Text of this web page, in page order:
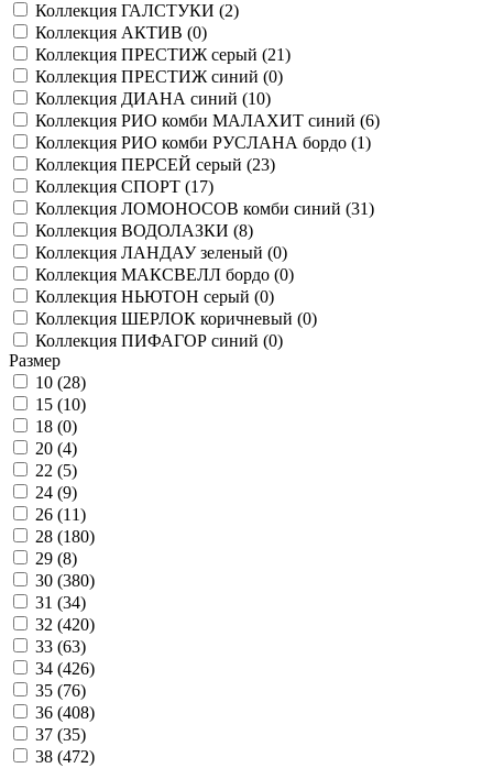
Коллекция ГАЛСТУКИ (2)
Коллекция АКТИВ (0)
Коллекция ПРЕСТИЖ серый (21)
Коллекция ПРЕСТИЖ синий (0)
Коллекция ДИАНА синий (10)
Коллекция РИО комби МАЛАХИТ синий (6)
Коллекция РИО комби РУСЛАНА бордо (1)
Коллекция ПЕРСЕЙ серый (23)
Коллекция СПОРТ (17)
Коллекция ЛОМОНОСОВ комби синий (31)
Коллекция ВОДОЛАЗКИ (8)
Коллекция ЛАНДАУ зеленый (0)
Коллекция МАКСВЕЛЛ бордо (0)
Коллекция НЬЮТОН серый (0)
Коллекция ШЕРЛОК коричневый (0)
Коллекция ПИФАГОР синий (0)
Размер
10 (28)
15 (10)
18 (0)
20 (4)
22 (5)
24 (9)
26 (11)
28 (180)
29 (8)
30 (380)
31 (34)
32 (420)
33 (63)
34 (426)
35 (76)
36 (408)
37 (35)
38 (472)